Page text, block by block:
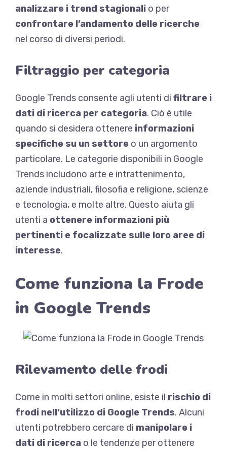
analizzare i trend stagionali o per
confrontare l’andamento delle ricerche
nel corso di diversi periodi.
Filtraggio per categoria
Google Trends consente agli utenti di filtrare i
dati di ricerca per categoria. Ciò è utile
quando si desidera ottenere informazioni
specifiche su un settore o un argomento
particolare. Le categorie disponibili in Google
Trends includono arte e intrattenimento,
aziende industriali, filosofia e religione, scienze
e tecnologia, e molte altre. Questo aiuta gli
utenti a ottenere informazioni più
pertinenti e focalizzate sulle loro aree di
interesse.
Come funziona la Frode
in Google Trends
Rilevamento delle frodi
Come in molti settori online, esiste il rischio di
frodi nell’utilizzo di Google Trends. Alcuni
utenti potrebbero cercare di manipolare i
dati di ricerca o le tendenze per ottenere